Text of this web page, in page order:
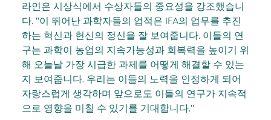
라인은 시상식에서 수상자들의 중요성을 강조했습니
다. "이 뛰어난 과학자들의 업적은 IFA의 업무를 추진
하는 혁신과 헌신의 정신을 잘 보여줍니다. 이들의 연
구는 과학이 농업의 지속가능성과 회복력을 높이기 위
해 오늘날 가장 시급한 과제를 어떻게 해결할 수 있는
지 보여줍니다. 우리는 이들의 노력을 인정하게 되어
자랑스럽게 생각하며 앞으로도 이들의 연구가 지속적
으로 영향을 미칠 수 있기를 기대합니다."